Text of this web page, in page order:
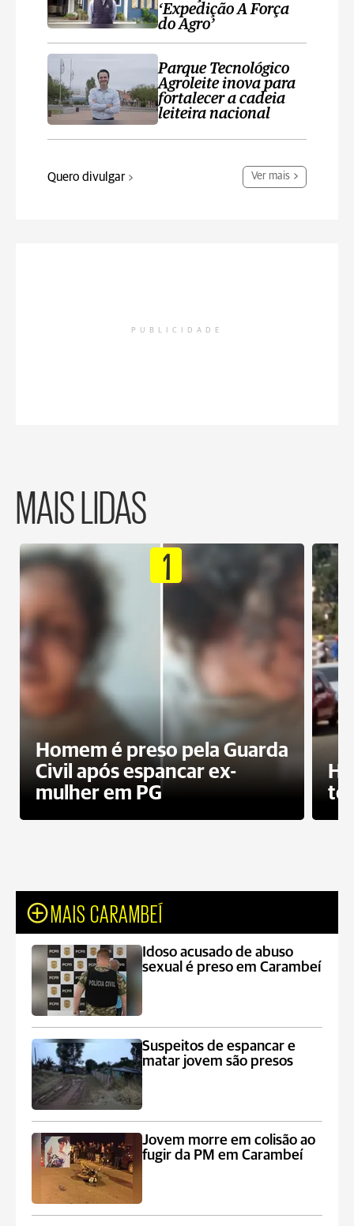
‘Expedição A Força
do Agro’
Parque Tecnológico
Agroleite inova para
fortalecer a cadeia
leiteira nacional
Quero divulgar Ver mais
PUBLICIDADE
MAIS LIDAS
1
Homem é preso pela Guarda
Civil após espancar ex-
mulher em PG
MAIS CARAMBEÍ
Idoso acusado de abuso
sexual é preso em Carambeí
Suspeitos de espancar e
matar jovem são presos
Jovem morre em colisão ao
fugir da PM em Carambeí